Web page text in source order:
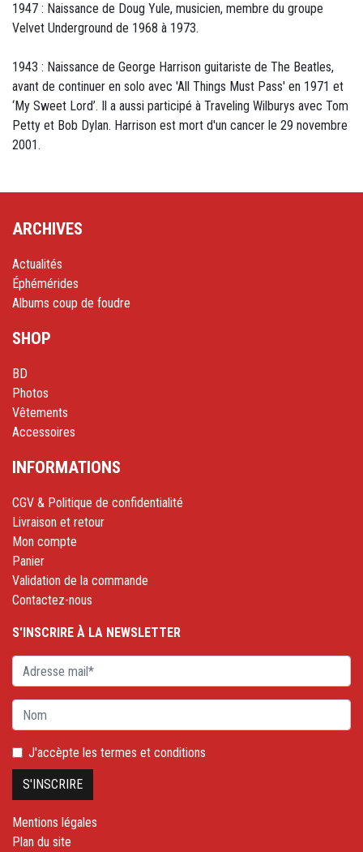
1947 : Naissance de Doug Yule, musicien, membre du groupe
Velvet Underground de 1968 à 1973.
1943 : Naissance de George Harrison guitariste de The Beatles,
avant de continuer en solo avec 'All Things Must Pass' en 1971 et
‘My Sweet Lord’. Il a aussi participé à Traveling Wilburys avec Tom
Petty et Bob Dylan. Harrison est mort d'un cancer le 29 novembre
2001.
ARCHIVES
Actualités
Éphémérides
Albums coup de foudre
SHOP
BD
Photos
Vêtements
Accessoires
INFORMATIONS
CGV & Politique de confidentialité
Livraison et retour
Mon compte
Panier
Validation de la commande
Contactez-nous
S'INSCRIRE À LA NEWSLETTER
J'accèpte les termes et conditions
Mentions légales
Plan du site